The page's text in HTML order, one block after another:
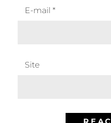
E-mail *
Site